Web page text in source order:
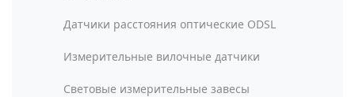
Датчики расстояния оптические ODSL
Измерительные вилочные датчики
Световые измерительные завесы